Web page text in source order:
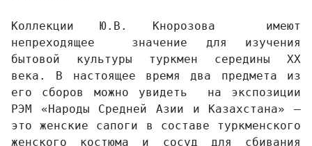
Коллекции Ю.В. Кнорозова  имеют
непреходящее  значение для изучения
бытовой культуры туркмен середины XX
века. В настоящее время два предмета из
его сборов можно увидеть  на экспозиции
РЭМ «Народы Средней Азии и Казахстана» –
это женские сапоги в составе туркменского
женского костюма и сосуд для сбивания